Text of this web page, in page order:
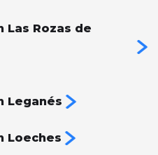
Las Rozas de
Leganés
Loeches